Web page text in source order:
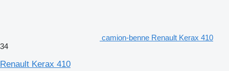
camion-benne Renault Kerax 410
34
Renault Kerax 410